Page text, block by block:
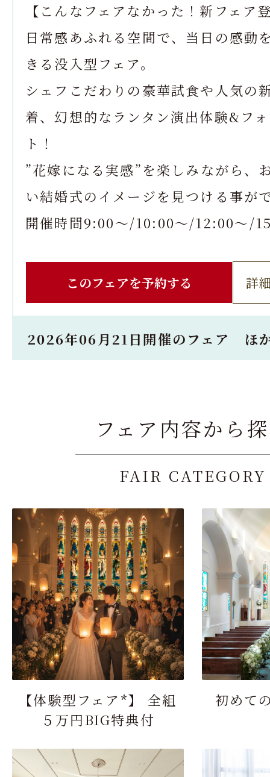
【こんなフェアなかった！新フェア
日常感あふれる空間で、当日の感動
きる没入型フェア。
シェフこだわりの豪華試食や人気の
着、幻想的なランタン演出体験&フ
ト！
”花嫁になる実感”を楽しみながら、
い結婚式のイメージを見つける事が
開催時間9:00～/10:00～/12:00～/
このフェアを予約する 詳
2026年06月21日開催のフェア ほ
フェア内容から
FAIR CATEGORY
【体験型フェア*】 全組
５万円BIG特典付
初めて